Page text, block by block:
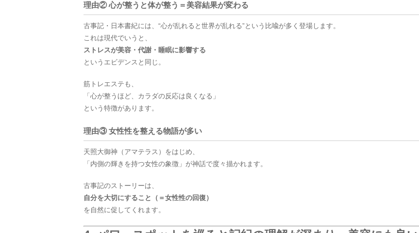
理由② 心が整うと体が整う＝美容結果が変わる
古事記・日本書紀には、“心が乱れると世界が乱れる”という比喩が多く登場します。
これは現代でいうと、
ストレスが美容・代謝・睡眠に影響する
というエビデンスと同じ。
筋トレエステも、
「心が整うほど、カラダの反応は良くなる」
という特徴があります。
理由③ 女性性を整える物語が多い
天照大御神（アマテラス）をはじめ、
「内側の輝きを持つ女性の象徴」が神話で度々描かれます。
古事記のストーリーは、
自分を大切にすること（＝女性性の回復）
を自然に促してくれます。